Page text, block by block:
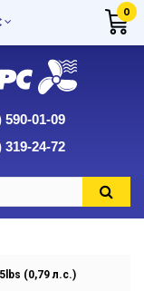
0
590-01-09
319-24-72
(0,79 л.с.)